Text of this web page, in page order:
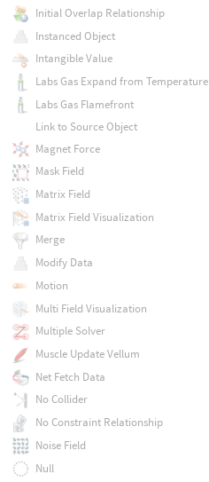
Initial Overlap Relationship
Instanced Object
Intangible Value
Labs Gas Expand from Temperature
Labs Gas Flamefront
Link to Source Object
Magnet Force
Mask Field
Matrix Field
Matrix Field Visualization
Merge
Modify Data
Motion
Multi Field Visualization
Multiple Solver
Muscle Update Vellum
Net Fetch Data
No Collider
No Constraint Relationship
Noise Field
Null